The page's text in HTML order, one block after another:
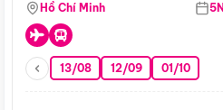
Hồ Chí Minh
13/08 12/09 01/10